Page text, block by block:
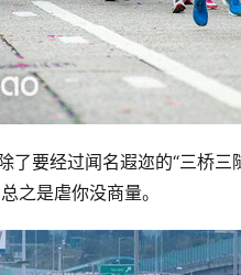
了要经过闻名遐迩的“三桥
之是虐你没商量。